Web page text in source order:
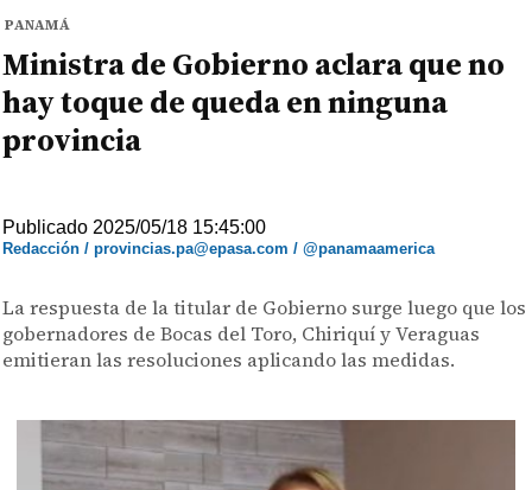
PANAMÁ
Ministra de Gobierno aclara que no
hay toque de queda en ninguna
provincia
Publicado 2025/05/18 15:45:00
Redacción / provincias.pa@epasa.com / @panamaamerica
La respuesta de la titular de Gobierno surge luego que los
gobernadores de Bocas del Toro, Chiriquí y Veraguas
emitieran las resoluciones aplicando las medidas.